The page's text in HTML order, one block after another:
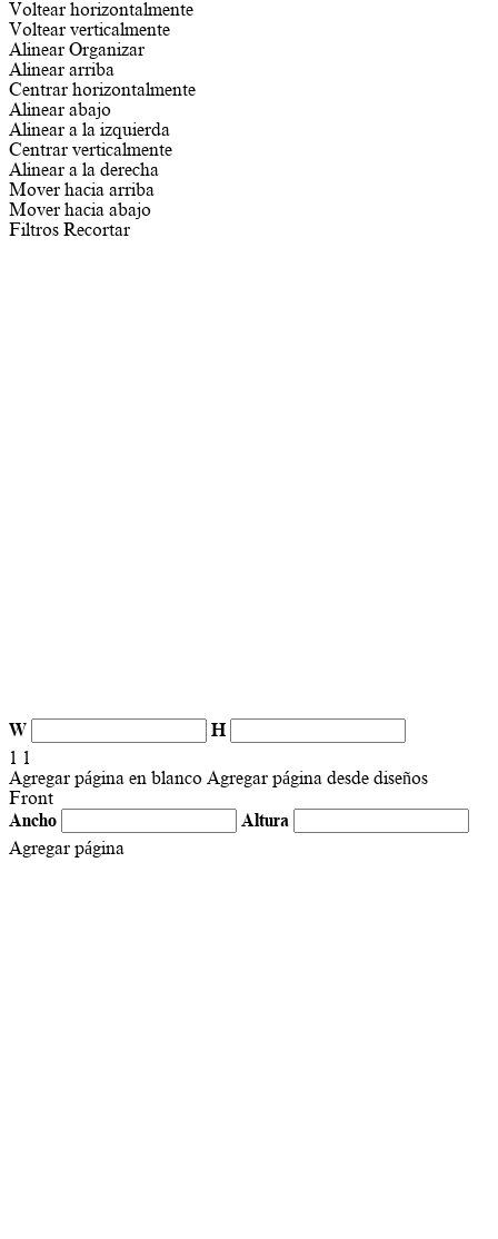
Voltear horizontalmente
Voltear verticalmente
Alinear Organizar
Alinear arriba
Centrar horizontalmente
Alinear abajo
Alinear a la izquierda
Centrar verticalmente
Alinear a la derecha
Mover hacia arriba
Mover hacia abajo
Filtros Recortar
W
H
1 1
Agregar página en blanco Agregar página desde diseños
Front
Ancho
Altura
Agregar página